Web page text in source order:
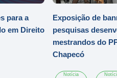
para a
em Direito
Exposição de
pesquisas
mestrandos do
Chapecó
Notícia